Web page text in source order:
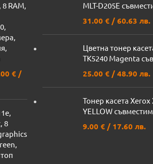
RAM,
€/
8
MLT-D205E
31.00 € / 60.63 лв.
Цветна тонер
TK5240 Magenta
25.00 € / 48.90 лв.
Тонер касета Xerox
YELLOW
9.00 € / 17.60 лв.